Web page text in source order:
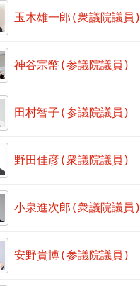
玉木雄一郎(衆議院議員)
神谷宗幣(参議院議員)
田村智子(参議院議員)
野田佳彦(衆議院議員)
小泉進次郎(衆議院議員)
安野貴博(参議院議員)